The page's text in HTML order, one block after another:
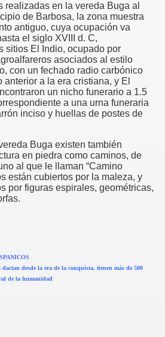
realizadas en la vereda Buga al
de Barbosa, la zona muestra
antiguo, cuya ocupación va
el siglo XVIII d. C,
sitios El Indio, ocupado por
asociados al estilo
con un fechado radio carbónico
a la era cristiana, y El
un nicho funerario a 1.5
a una urna funeraria
inciso y huellas de postes de
Buga existen también
en piedra como caminos, de
al que le llaman “Camino
están cubiertos por la maleza, y
por figuras espirales, geométricas,
dactan desde la era de la conquista, tienen más de 500
de la humanidad